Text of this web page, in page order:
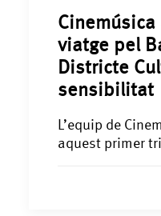
viatge pel
Districte
sensibilitat
L’equip de
aquest primer